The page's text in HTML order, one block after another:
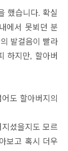
했습니다. 확실
에서 못뵈던 분
발걸음이 빨라
하지만, 할아버
도 할아버지의
지셨을지도 모르
보고 혹시 더우